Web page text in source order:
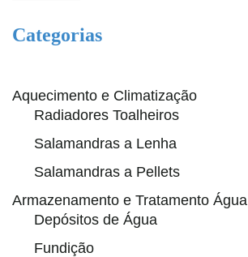
Categorias
Aquecimento e Climatização
Radiadores Toalheiros
Salamandras a Lenha
Salamandras a Pellets
Armazenamento e Tratamento Água
Depósitos de Água
Fundição